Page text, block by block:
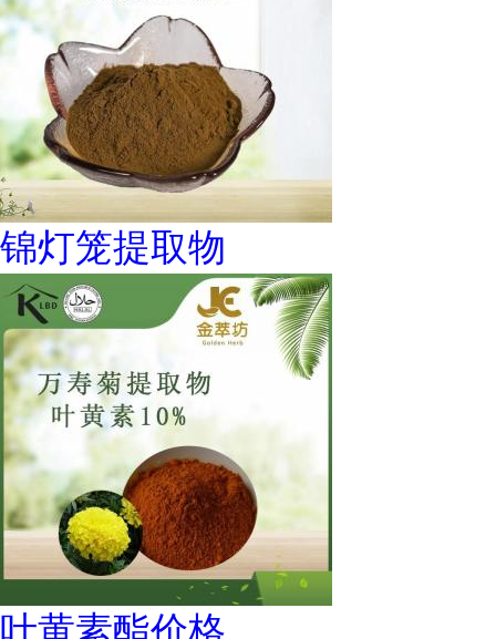
锦灯笼提取物
叶黄素酯价格